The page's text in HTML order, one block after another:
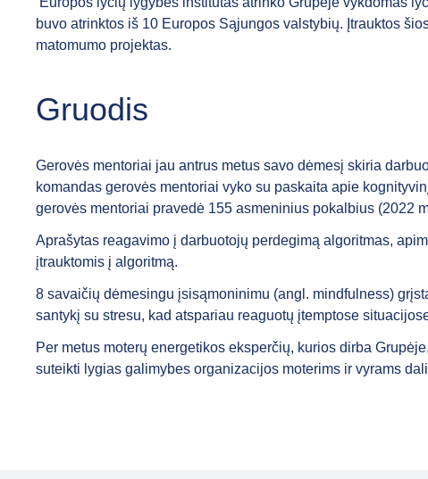
buvo atrinktos iš 10 Europos Sąjungos valstybių. Įtrauktos
matomumo projektas.
Gruodis
Gerovės mentoriai jau antrus metus savo dėmesį skiria
komandas gerovės mentoriai vyko su paskaita apie
gerovės mentoriai pravedė 155 asmeninius pokalbius (2022
Aprašytas reagavimo į darbuotojų perdegimą algoritmas,
įtrauktomis į algoritmą.
8 savaičių dėmesingu įsisąmoninimu (angl. mindfulness)
santykį su stresu, kad atspariau reaguotų įtemptose
Per metus moterų energetikos eksperčių, kurios dirba
suteikti lygias galimybes organizacijos moterims ir vyrams